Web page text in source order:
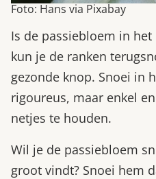
Foto: Hans via Pixabay
Is de passiebloem in
kun je de ranken
gezonde knop. Snoei in
rigoureus, maar enkel
netjes te houden.
Wil je de passiebloem
groot vindt? Snoei hem